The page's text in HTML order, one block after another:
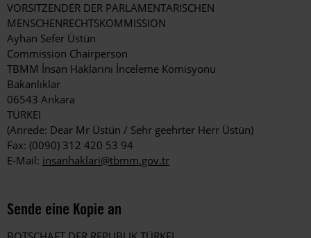
VORSITZENDER DER PARLAMENTARISCHEN
MENSCHENRECHTSKOMMISSION
Ayhan Sefer Üstün
Commission Chairperson
TBMM İnsan Haklarını İnceleme Komisyonu
Bakanlıklar
06543 Ankara
TÜRKEI
(Anrede: Dear Mr Üstün / Sehr geehrter Herr Üstün)
Fax: (0090) 312 420 53 94
E-Mail: insanhaklari@tbmm.gov.tr
Sende eine Kopie an